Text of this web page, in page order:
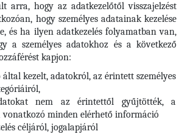
arra, hogy az adatkezelőtől visszajelzést
hogy személyes adatainak kezelése
és ha ilyen adatkezelés folyamatban van,
a személyes adatokhoz és a következő
kapjon:
által kezelt, adatokról, az érintett személyes
nem az érintettől gyűjtötték, a
minden elérhető információ
céljáról, jogalapjáról